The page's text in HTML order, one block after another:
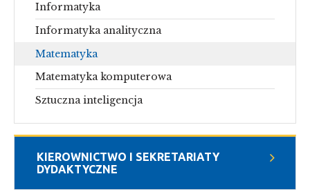
Informatyka
Informatyka analityczna
Matematyka
Matematyka komputerowa
Sztuczna inteligencja
KIEROWNICTWO I SEKRETARIATY
DYDAKTYCZNE